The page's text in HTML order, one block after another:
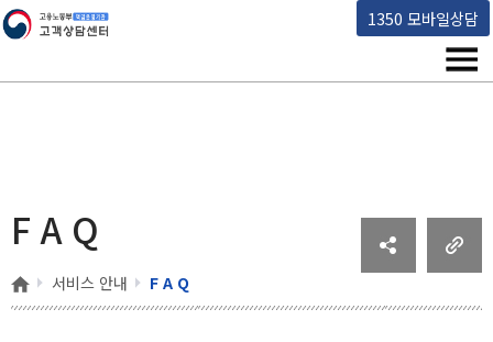
1350 모바일상담
고용노동부 책임운영기관 고객상담센터
메
F A Q
홈 서비스 안내 F A Q